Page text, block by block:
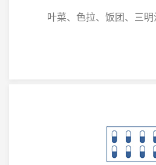
叶菜、色拉、饭团、三明